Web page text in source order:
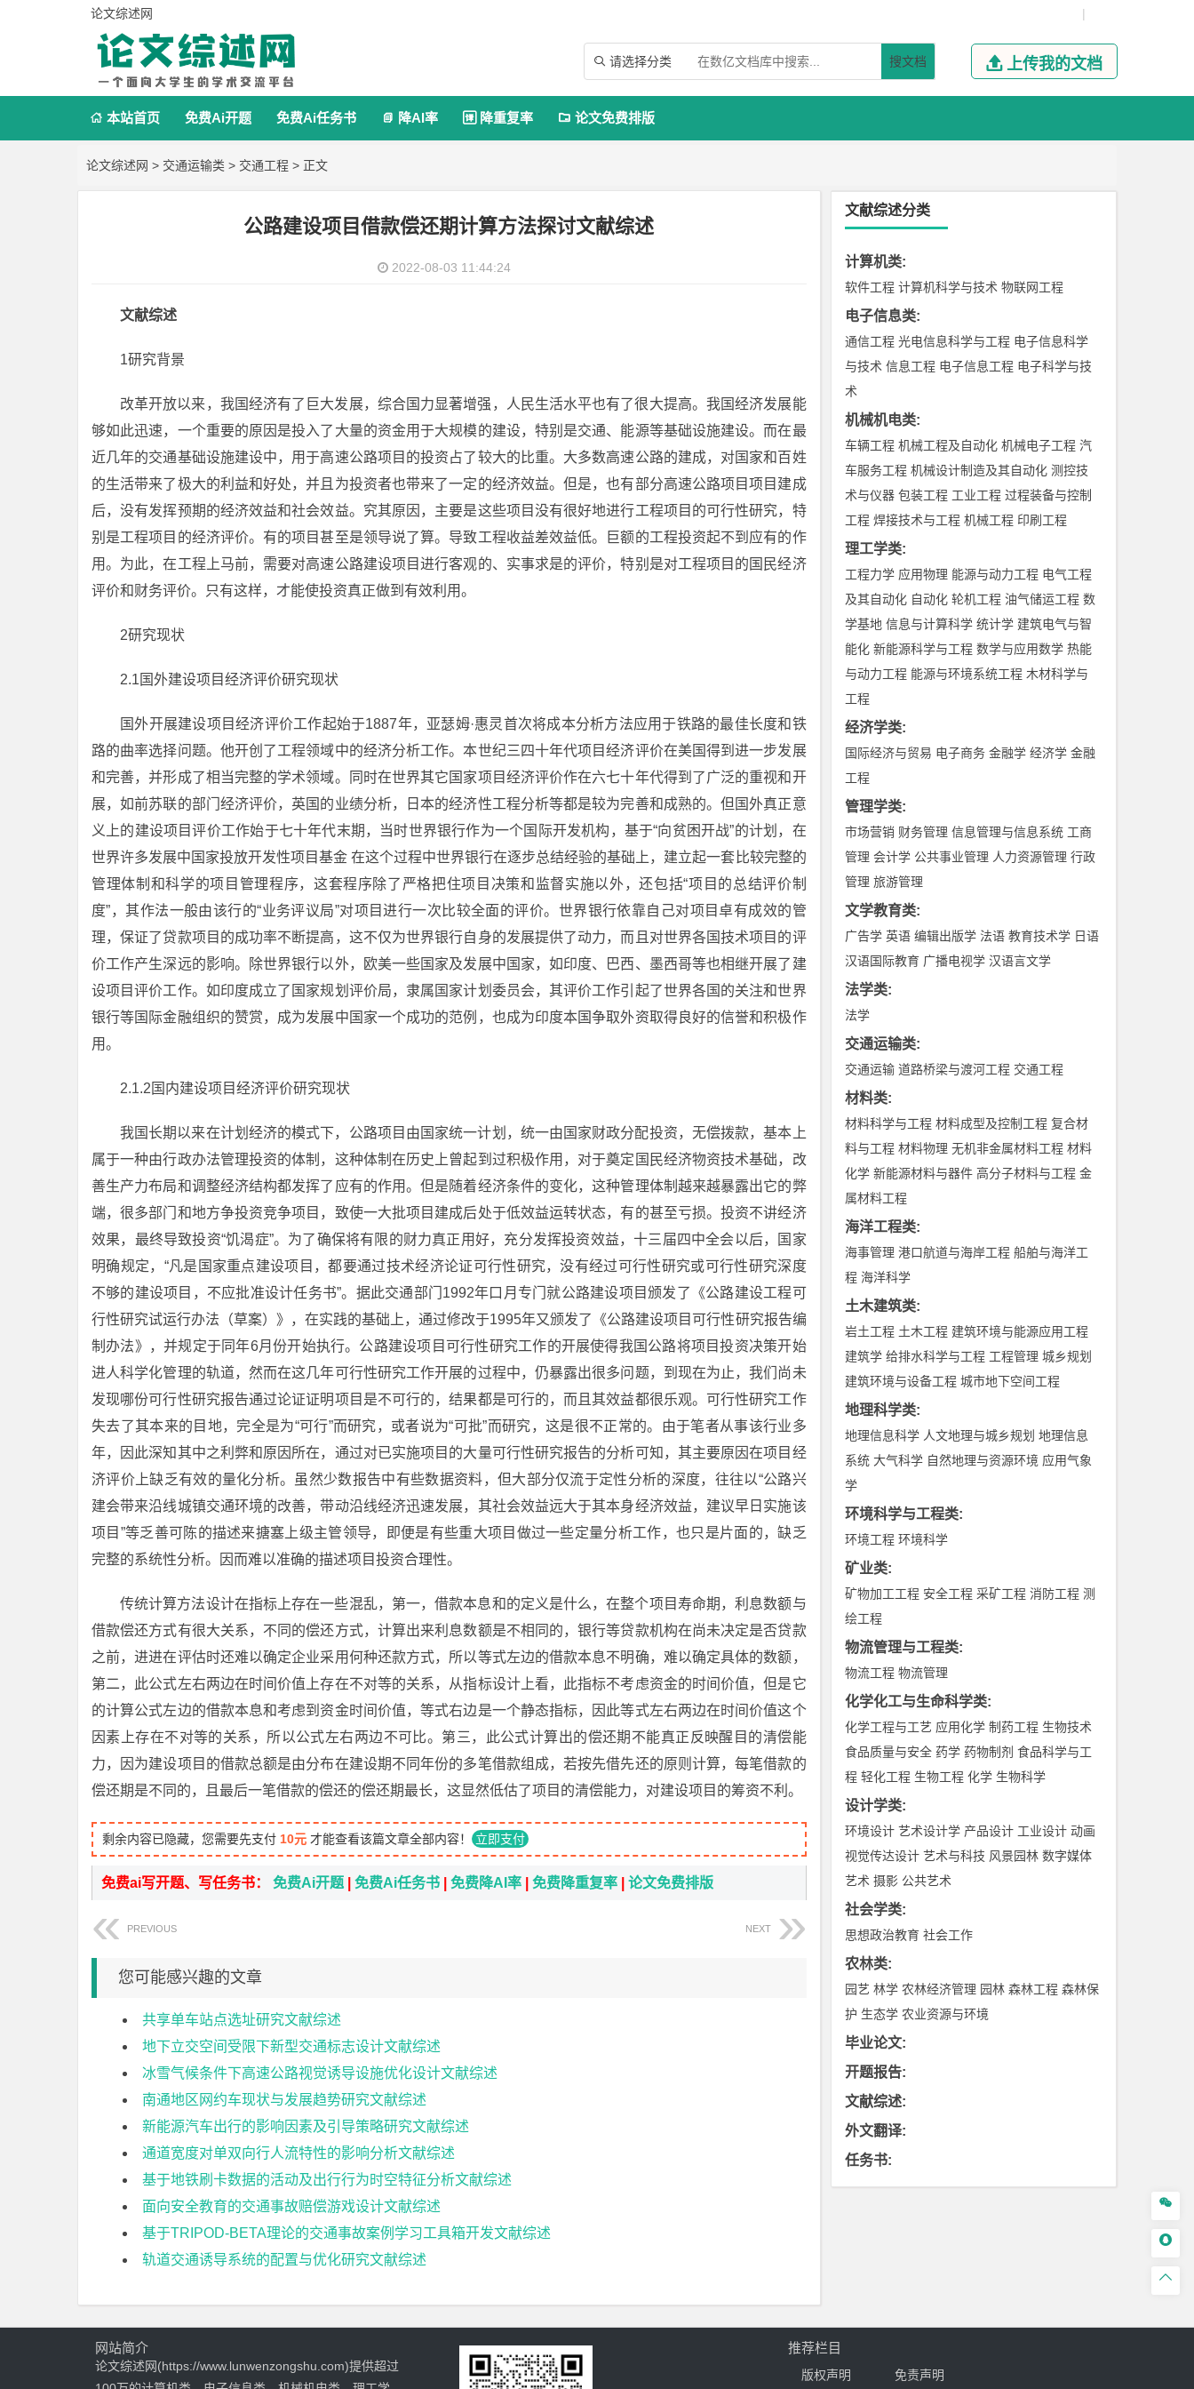
论文综述网 |
 请选择分类 搜文档  上传我的文档
 本站首页 免费Ai开题 免费Ai任务书  降AI率  降重复率  论文免费排版
论文综述网 > 交通运输类 > 交通工程 > 正文
公路建设项目借款偿还期计算方法探讨文献综述
2022-08-03 11:44:24
文献综述
1研究背景
改革开放以来，我国经济有了巨大发展，综合国力显著增强，人民生活水平也有了很大提高。我国经济发展能
够如此迅速，一个重要的原因是投入了大量的资金用于大规模的建设，特别是交通、能源等基础设施建设。而在最
近几年的交通基础设施建设中，用于高速公路项目的投资占了较大的比重。大多数高速公路的建成，对国家和百姓
的生活带来了极大的利益和好处，并且为投资者也带来了一定的经济效益。但是，也有部分高速公路项目项目建成
后，没有发挥预期的经济效益和社会效益。究其原因，主要是这些项目没有很好地进行工程项目的可行性研究，特
别是工程项目的经济评价。有的项目甚至是领导说了算。导致工程收益差效益低。巨额的工程投资起不到应有的作
用。为此，在工程上马前，需要对高速公路建设项目进行客观的、实事求是的评价，特别是对工程项目的国民经济
评价和财务评价。只有这样，才能使投资真正做到有效利用。
2研究现状
2.1国外建设项目经济评价研究现状
国外开展建设项目经济评价工作起始于1887年，亚瑟姆·惠灵首次将成本分析方法应用于铁路的最佳长度和铁
路的曲率选择问题。他开创了工程领域中的经济分析工作。本世纪三四十年代项目经济评价在美国得到进一步发展
和完善，并形成了相当完整的学术领域。同时在世界其它国家项目经济评价作在六七十年代得到了广泛的重视和开
展，如前苏联的部门经济评价，英国的业绩分析，日本的经济性工程分析等都是较为完善和成熟的。但国外真正意
义上的建设项目评价工作始于七十年代末期，当时世界银行作为一个国际开发机构，基于“向贫困开战”的计划，在
世界许多发展中国家投放开发性项目基金 在这个过程中世界银行在逐步总结经验的基础上，建立起一套比较完整的
管理体制和科学的项目管理程序，这套程序除了严格把住项目决策和监督实施以外，还包括“项目的总结评价制
度”，其作法一般由该行的“业务评议局”对项目进行一次比较全面的评价。世界银行依靠自己对项目卓有成效的管
理，保证了贷款项目的成功率不断提高，这不仅为世界银行自身的发展提供了动力，而且对世界各国技术项目的评
价工作产生深远的影响。除世界银行以外，欧美一些国家及发展中国家，如印度、巴西、墨西哥等也相继开展了建
设项目评价工作。如印度成立了国家规划评价局，隶属国家计划委员会，其评价工作引起了世界各国的关注和世界
银行等国际金融组织的赞赏，成为发展中国家一个成功的范例，也成为印度本国争取外资取得良好的信誉和积极作
用。
2.1.2国内建设项目经济评价研究现状
我国长期以来在计划经济的模式下，公路项目由国家统一计划，统一由国家财政分配投资，无偿拨款，基本上
属于一种由行政办法管理投资的体制，这种体制在历史上曾起到过积极作用，对于奠定国民经济物资技术基础，改
善生产力布局和调整经济结构都发挥了应有的作用。但是随着经济条件的变化，这种管理体制越来越暴露出它的弊
端，很多部门和地方争投资竞争项目，致使一大批项目建成后处于低效益运转状态，有的甚至亏损。投资不讲经济
效果，最终导致投资“饥渴症”。为了确保将有限的财力真正用好，充分发挥投资效益，十三届四中全会以后，国家
明确规定，“凡是国家重点建设项目，都要通过技术经济论证可行性研究，没有经过可行性研究或可行性研究深度
不够的建设项目，不应批准设计任务书”。据此交通部门1992年口月专门就公路建设项目颁发了《公路建设工程可
行性研究试运行办法（草案）》，在实践的基础上，通过修改于1995年又颁发了《公路建设项目可行性研究报告编
制办法》，并规定于同年6月份开始执行。公路建设项目可行性研究工作的开展使得我国公路将项目投资决策开始
进人科学化管理的轨道，然而在这几年可行性研究工作开展的过程中，仍暴露出很多问题，到现在为止，我们尚未
发现哪份可行性研究报告通过论证证明项目是不可行的，结果都是可行的，而且其效益都很乐观。可行性研究工作
失去了其本来的目地，完全是为“可行”而研究，或者说为“可批”而研究，这是很不正常的。由于笔者从事该行业多
年，因此深知其中之利弊和原因所在，通过对已实施项目的大量可行性研究报告的分析可知，其主要原因在项目经
济评价上缺乏有效的量化分析。虽然少数报告中有些数据资料，但大部分仅流于定性分析的深度，往往以“公路兴
建会带来沿线城镇交通环境的改善，带动沿线经济迅速发展，其社会效益远大于其本身经济效益，建议早日实施该
项目”等乏善可陈的描述来搪塞上级主管领导，即便是有些重大项目做过一些定量分析工作，也只是片面的，缺乏
完整的系统性分析。因而难以准确的描述项目投资合理性。
传统计算方法设计在指标上存在一些混乱，第一，借款本息和的定义是什么，在整个项目寿命期，利息数额与
借款偿还方式有很大关系，不同的偿还方式，计算出来利息数额是不相同的，银行等贷款机构在尚未决定是否贷款
之前，进进在评估时还难以确定企业采用何种还款方式，所以等式左边的借款本息不明确，难以确定具体的数额，
第二，此公式左右两边在时间价值上存在不对等的关系，从指标设计上看，此指标不考虑资金的时间价值，但是它
的计算公式左边的借款本息和考虑到资金时间价值，等式右边是一个静态指标，因此等式左右两边在时间价值这个
因素上存在不对等的关系，所以公式左右两边不可比。第三，此公式计算出的偿还期不能真正反映醒目的清偿能
力，因为建设项目的借款总额是由分布在建设期不同年份的多笔借款组成，若按先借先还的原则计算，每笔借款的
偿还期是不同的，且最后一笔借款的偿还的偿还期最长，这显然低估了项目的清偿能力，对建设项目的筹资不利。
剩余内容已隐藏，您需要先支付 10元 才能查看该篇文章全部内容！ 立即支付
免费ai写开题、写任务书： 免费Ai开题 免费Ai任务书 免费降AI率 免费降重复率 论文免费排版
PREVIOUS NEXT
您可能感兴趣的文章
共享单车站点选址研究文献综述
地下立交空间受限下新型交通标志设计文献综述
冰雪气候条件下高速公路视觉诱导设施优化设计文献综述
南通地区网约车现状与发展趋势研究文献综述
新能源汽车出行的影响因素及引导策略研究文献综述
通道宽度对单双向行人流特性的影响分析文献综述
基于地铁刷卡数据的活动及出行行为时空特征分析文献综述
面向安全教育的交通事故赔偿游戏设计文献综述
基于TRIPOD-BETA理论的交通事故案例学习工具箱开发文献综述
轨道交通诱导系统的配置与优化研究文献综述
文献综述分类
计算机类:
软件工程 计算机科学与技术 物联网工程
电子信息类:
通信工程 光电信息科学与工程 电子信息科学
与技术 信息工程 电子信息工程 电子科学与技
术
机械机电类:
车辆工程 机械工程及自动化 机械电子工程 汽
车服务工程 机械设计制造及其自动化 测控技
术与仪器 包装工程 工业工程 过程装备与控制
工程 焊接技术与工程 机械工程 印刷工程
理工学类:
工程力学 应用物理 能源与动力工程 电气工程
及其自动化 自动化 轮机工程 油气储运工程 数
学基地 信息与计算科学 统计学 建筑电气与智
能化 新能源科学与工程 数学与应用数学 热能
与动力工程 能源与环境系统工程 木材科学与
工程
经济学类:
国际经济与贸易 电子商务 金融学 经济学 金融
工程
管理学类:
市场营销 财务管理 信息管理与信息系统 工商
管理 会计学 公共事业管理 人力资源管理 行政
管理 旅游管理
文学教育类:
广告学 英语 编辑出版学 法语 教育技术学 日语
汉语国际教育 广播电视学 汉语言文学
法学类:
法学
交通运输类:
交通运输 道路桥梁与渡河工程 交通工程
材料类:
材料科学与工程 材料成型及控制工程 复合材
料与工程 材料物理 无机非金属材料工程 材料
化学 新能源材料与器件 高分子材料与工程 金
属材料工程
海洋工程类:
海事管理 港口航道与海岸工程 船舶与海洋工
程 海洋科学
土木建筑类:
岩土工程 土木工程 建筑环境与能源应用工程
建筑学 给排水科学与工程 工程管理 城乡规划
建筑环境与设备工程 城市地下空间工程
地理科学类:
地理信息科学 人文地理与城乡规划 地理信息
系统 大气科学 自然地理与资源环境 应用气象
学
环境科学与工程类:
环境工程 环境科学
矿业类:
矿物加工工程 安全工程 采矿工程 消防工程 测
绘工程
物流管理与工程类:
物流工程 物流管理
化学化工与生命科学类:
化学工程与工艺 应用化学 制药工程 生物技术
食品质量与安全 药学 药物制剂 食品科学与工
程 轻化工程 生物工程 化学 生物科学
设计学类:
环境设计 艺术设计学 产品设计 工业设计 动画
视觉传达设计 艺术与科技 风景园林 数字媒体
艺术 摄影 公共艺术
社会学类:
思想政治教育 社会工作
农林类:
园艺 林学 农林经济管理 园林 森林工程 森林保
护 生态学 农业资源与环境
毕业论文:
开题报告:
文献综述:
外文翻译:
任务书:



网站简介
论文综述网(https://www.lunwenzongshu.com)提供超过
推荐栏目
版权声明 免责声明